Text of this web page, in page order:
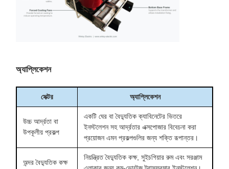
অ্যাপ্লিকেশন
সেক্টর অ্যাপ্লিকেশন
উচ্চ আর্দ্রতা বা
উপকূলীয় প্রকল্প
একটি ঘের বা বৈদ্যুতিক ক্যাবিনেটের ভিতরে
ইনস্টলেশন সহ আর্দ্রতার এক্সপোজার বিবেচনা করা
প্রয়োজন এমন প্রকল্পগুলির জন্য শক্তি রূপান্তর।
অন্দর বৈদ্যুতিক কক্ষ
নিয়ন্ত্রিত বৈদ্যুতিক কক্ষ, সুইচগিয়ার রুম এবং সরঞ্জাম